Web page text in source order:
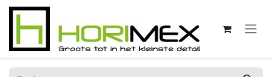
Overslaan naar inhoud